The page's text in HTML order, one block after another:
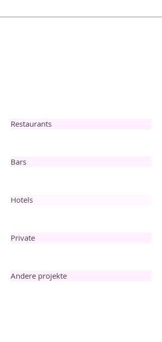
Restaurants
Bars
Hotels
Private
Andere projekte